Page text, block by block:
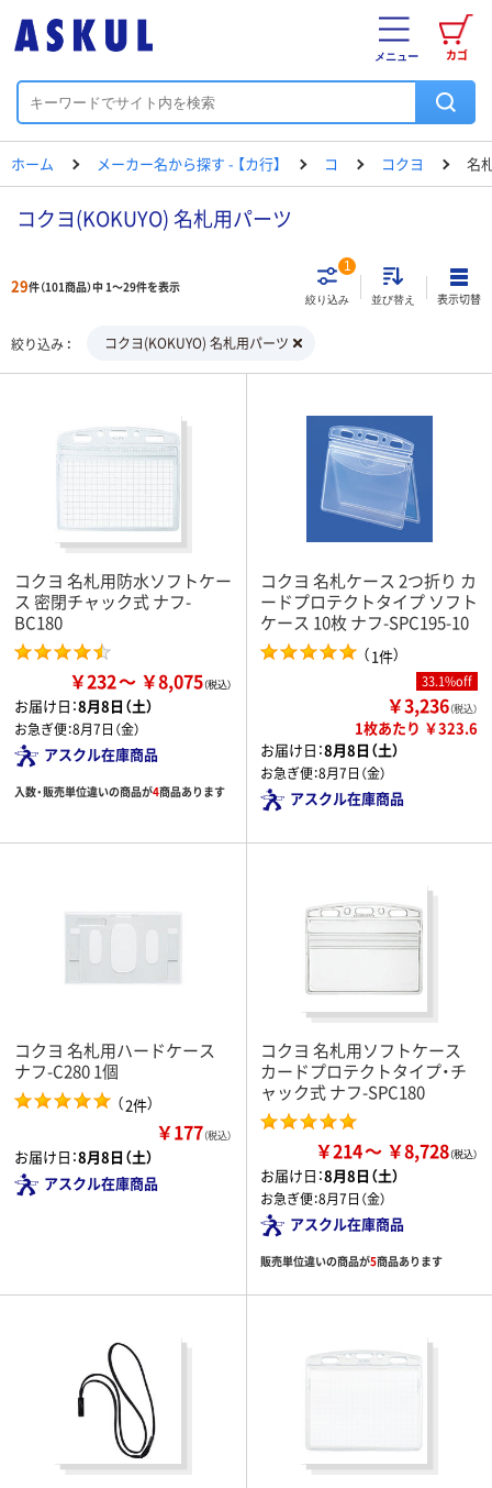
カゴ
メニュー
ホーム メーカー名から探す - 【カ行】 コ コクヨ 名
コクヨ(KOKUYO) 名札用パーツ
29件（101商品）中 1～29件を表示
絞り込み
1
並び替え 表示切替
絞り込み コクヨ(KOKUYO) 名札用パーツ
コクヨ 名札用防水ソフトケー
ス 密閉チャック式 ナフ-
BC180
￥232 ￥8,075
お届け日：8月8日（土）
お急ぎ便：8月7日（金）
アスクル在庫商品
入数・販売単位違いの商品が4商品あります
コクヨ 名札ケース 2つ折り カ
ードプロテクトタイプ ソフト
ケース 10枚 ナフ-SPC195-10
（1件）
33.1%off
￥3,236（税込）
1枚あたり ￥323.6
お届け日：8月8日（土）
お急ぎ便：8月7日（金）
アスクル在庫商品
コクヨ 名札用ハードケース
ナフ-C280 1個
（2件）
￥177（税込）
お届け日：8月8日（土）
アスクル在庫商品
コクヨ 名札用ソフトケース
カードプロテクトタイプ・チ
ャック式 ナフ-SPC180
￥214 ￥8,728
お届け日：8月8日（土）
お急ぎ便：8月7日（金）
アスクル在庫商品
販売単位違いの商品が5商品あります